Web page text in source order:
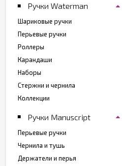
Ручки Waterman
Шариковые ручки
Перьевые ручки
Роллеры
Карандаши
Наборы
Стержни и чернила
Коллекции
Ручки Manuscript
Перьевые ручки
Чернила и тушь
Держатели и перья